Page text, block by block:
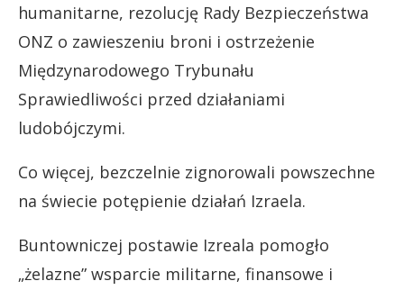
humanitarne, rezolucję Rady Bezpieczeństwa
ONZ o zawieszeniu broni i ostrzeżenie
Międzynarodowego Trybunału
Sprawiedliwości przed działaniami
ludobójczymi.
Co więcej, bezczelnie zignorowali powszechne
na świecie potępienie działań Izraela.
Buntowniczej postawie Izreala pomogło
„żelazne” wsparcie militarne, finansowe i